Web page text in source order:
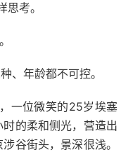
考。
、年龄都不可控。
一位微笑的25岁埃塞
的柔和侧光，营造出
谷街头，景深很浅。